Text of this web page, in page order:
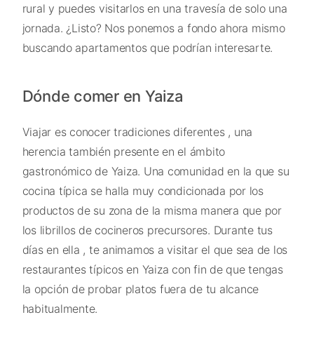
rural y puedes visitarlos en una travesía de solo una
jornada. ¿Listo? Nos ponemos a fondo ahora mismo
buscando apartamentos que podrían interesarte.
Dónde comer en Yaiza
Viajar es conocer tradiciones diferentes , una
herencia también presente en el ámbito
gastronómico de Yaiza. Una comunidad en la que su
cocina típica se halla muy condicionada por los
productos de su zona de la misma manera que por
los librillos de cocineros precursores. Durante tus
días en ella , te animamos a visitar el que sea de los
restaurantes típicos en Yaiza con fin de que tengas
la opción de probar platos fuera de tu alcance
habitualmente.